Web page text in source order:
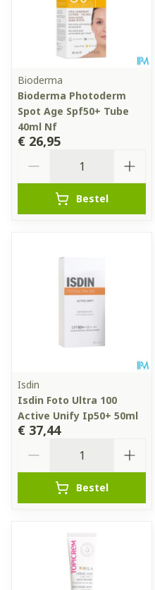
Bioderma
Bioderma Photoderm
Spot Age Spf50+ Tube
40ml Nf
€ 26,95
Bestel
Isdin
Isdin Foto Ultra 100
Active Unify Ip50+ 50ml
€ 37,44
Bestel